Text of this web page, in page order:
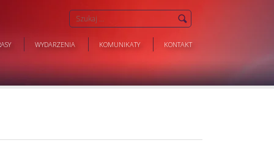
WYDARZENIA KOMUNIKATY KONTAKT